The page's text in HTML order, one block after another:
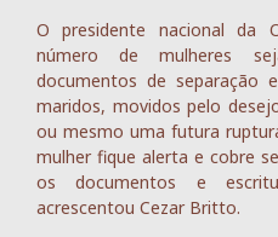
O presidente nacional da
número de mulheres
documentos de separação
maridos, movidos pelo
ou mesmo uma futura
mulher fique alerta e cobre
os documentos e
acrescentou Cezar Britto.